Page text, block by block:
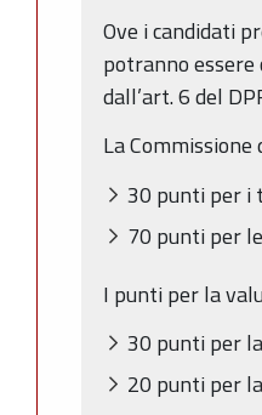
Ove i candidati
potranno
dall’art. 6 del
La
30 punti per i
70 punti per
I punti per la
30 punti per
20 punti per